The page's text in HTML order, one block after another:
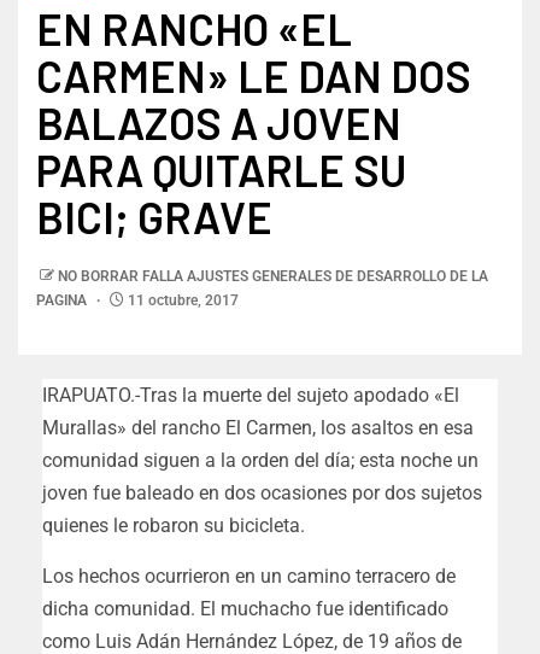
EN RANCHO «EL
CARMEN» LE DAN DOS
BALAZOS A JOVEN
PARA QUITARLE SU
BICI; GRAVE
NO BORRAR FALLA AJUSTES GENERALES DE DESARROLLO DE LA
PAGINA
11 octubre, 2017
IRAPUATO.-Tras la muerte del sujeto apodado «El
Murallas» del rancho El Carmen, los asaltos en esa
comunidad siguen a la orden del día; esta noche un
joven fue baleado en dos ocasiones por dos sujetos
quienes le robaron su bicicleta.
Los hechos ocurrieron en un camino terracero de
dicha comunidad. El muchacho fue identificado
como Luis Adán Hernández López, de 19 años de